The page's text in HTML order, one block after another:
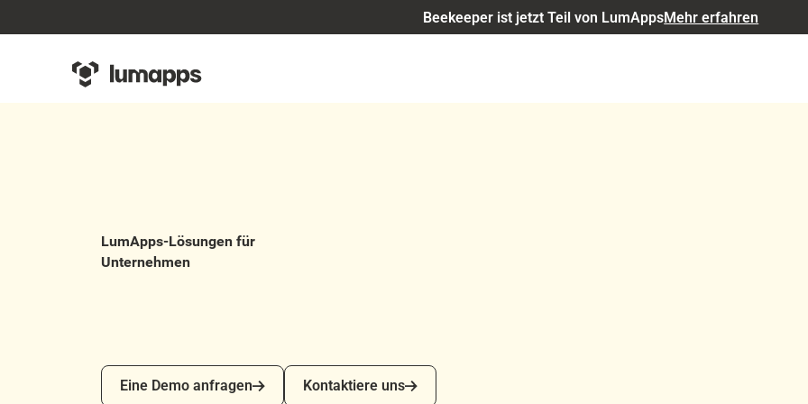
Beekeeper ist jetzt Teil von LumAppsMehr erfahren
LumApps-Lösungen für
Unternehmen
Eine Demo anfragen
Eine Demo anfragen
Kontaktiere uns
Kontaktiere uns